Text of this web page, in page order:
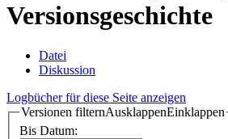
Versionsgeschichte
Datei
Diskussion
Logbücher für diese Seite anzeigen
Versionen filternAusklappenEinklappen
Bis Datum: